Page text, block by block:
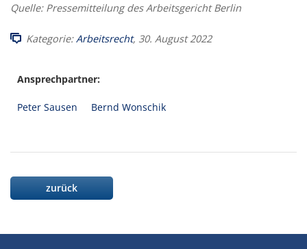
Quelle: Pressemitteilung des Arbeitsgericht Berlin
Kategorie:Arbeitsrecht, 30. August 2022
Ansprechpartner:
Peter Sausen Bernd Wonschik
zurück